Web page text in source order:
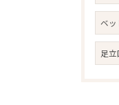
ベッ
足立